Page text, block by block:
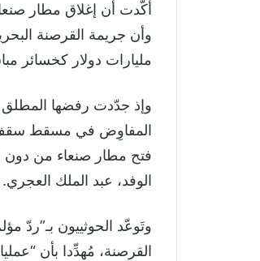
مليارات دولار كخسائر
وإذ جدّدت رفضها المطلق
المفاوِض في مسقط سقف
فتح مطار صنعاء من دون
الوفد، عبد الملك العجري.
وتَوعّد الحوثييون بـ”ردّ
القرصنة، مُهدِّدا بأن